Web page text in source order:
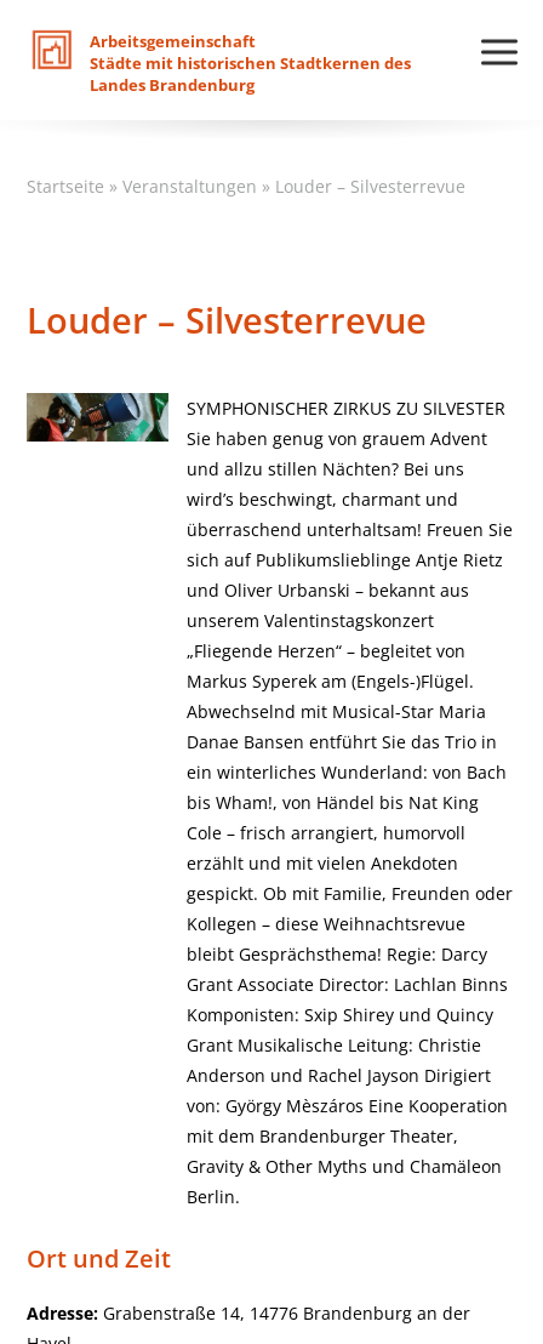
Arbeitsgemeinschaft
Städte mit historischen Stadtkernen des
Landes Brandenburg
Startseite »Veranstaltungen » Louder – Silvesterrevue
Louder – Silvesterrevue
SYMPHONISCHER ZIRKUS ZU SILVESTER
Sie haben genug von grauem Advent
und allzu stillen Nächten? Bei uns
wird’s beschwingt, charmant und
überraschend unterhaltsam! Freuen Sie
sich auf Publikumslieblinge Antje Rietz
und Oliver Urbanski – bekannt aus
unserem Valentinstagskonzert
„Fliegende Herzen“ – begleitet von
Markus Syperek am (Engels-)Flügel.
Abwechselnd mit Musical-Star Maria
Danae Bansen entführt Sie das Trio in
ein winterliches Wunderland: von Bach
bis Wham!, von Händel bis Nat King
Cole – frisch arrangiert, humorvoll
erzählt und mit vielen Anekdoten
gespickt. Ob mit Familie, Freunden oder
Kollegen – diese Weihnachtsrevue
bleibt Gesprächsthema! Regie: Darcy
Grant Associate Director: Lachlan Binns
Komponisten: Sxip Shirey und Quincy
Grant Musikalische Leitung: Christie
Anderson und Rachel Jayson Dirigiert
von: György Mèszáros Eine Kooperation
mit dem Brandenburger Theater,
Gravity & Other Myths und Chamäleon
Berlin.
Ort und Zeit
Adresse: Grabenstraße 14, 14776 Brandenburg an der